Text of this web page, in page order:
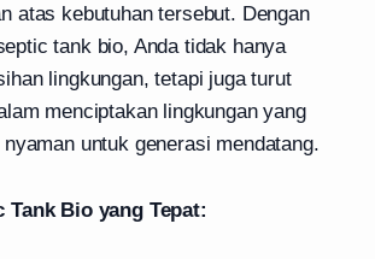
atas kebutuhan tersebut. Dengan
tank bio, Anda tidak hanya
lingkungan, tetapi juga turut
menciptakan lingkungan yang
untuk generasi mendatang.
Tank Bio yang Tepat: